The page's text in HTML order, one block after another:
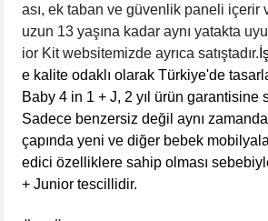
ası, ek taban ve güvenlik paneli içerir
uzun 13 yaşına kadar aynı yatakta
ior Kit websitemizde ayrıca satıştadır.
e kalite odaklı olarak Türkiye'de
Baby 4 in 1 + J, 2 yıl ürün garantisine
Sadece benzersiz değil aynı
çapında yeni ve diğer bebek
edici özelliklere sahip olması
+ Junior tescillidir.